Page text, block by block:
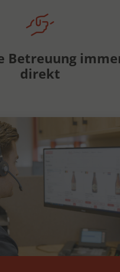
Betreuung
direkt